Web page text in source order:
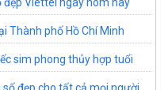
Thành phố Hồ Chí Minh
sim phong thủy hợp tuổi